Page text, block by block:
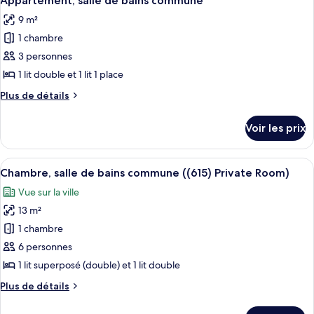
commune
(418)
Private
Room)
chambre
Chambre,
salle
de
bains
commune
Private
toutes
les
photos
pour
ce
type
de
Appartement,
salle
de
bains
commune
9 m²
1 chambre
3 personnes
1 lit double et 1 lit 1 place
Plus de détails
Plus
le
type
de
Appartement,
salle
de
bains
commune
Voir les prix
Afficher
toutes
les
photos
pour
ce
type
chambre :
Une chambre d’hôtel compacte,
4
Chambre, salle de bains commune ((615) Private Room)
Vue sur la ville
13 m²
1 chambre
6 personnes
1 lit superposé (double) et 1 lit double
Plus de détails
Plus